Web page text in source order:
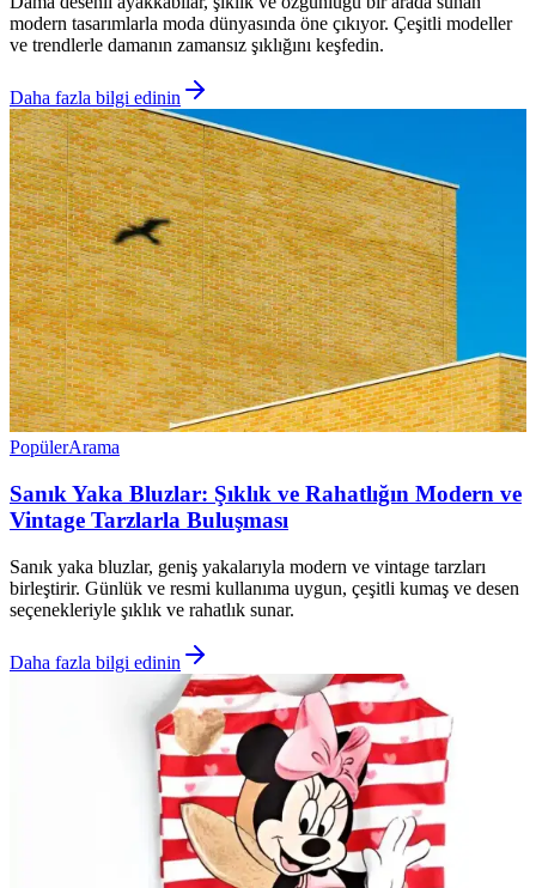
modern tasarımlarla moda dünyasında öne çıkıyor. Çeşitli modeller
ve trendlerle damanın zamansız şıklığını keşfedin.
Daha fazla bilgi edinin
PopülerArama
Sanık Yaka Bluzlar: Şıklık ve Rahatlığın Modern ve
Vintage Tarzlarla Buluşması
Sanık yaka bluzlar, geniş yakalarıyla modern ve vintage tarzları
birleştirir. Günlük ve resmi kullanıma uygun, çeşitli kumaş ve desen
seçenekleriyle şıklık ve rahatlık sunar.
Daha fazla bilgi edinin